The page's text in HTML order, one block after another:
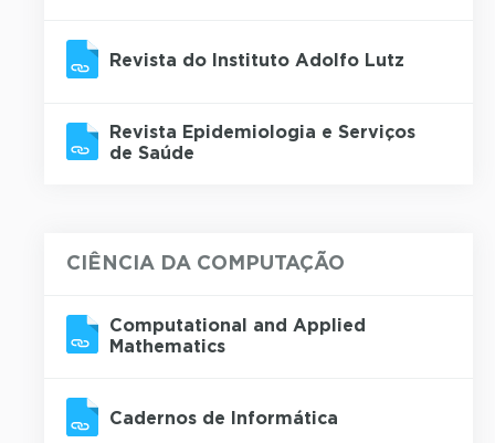
Revista do Instituto Adolfo Lutz
Revista Epidemiologia e Serviços
de Saúde
CIÊNCIA DA COMPUTAÇÃO
Computational and Applied
Mathematics
Cadernos de Informática